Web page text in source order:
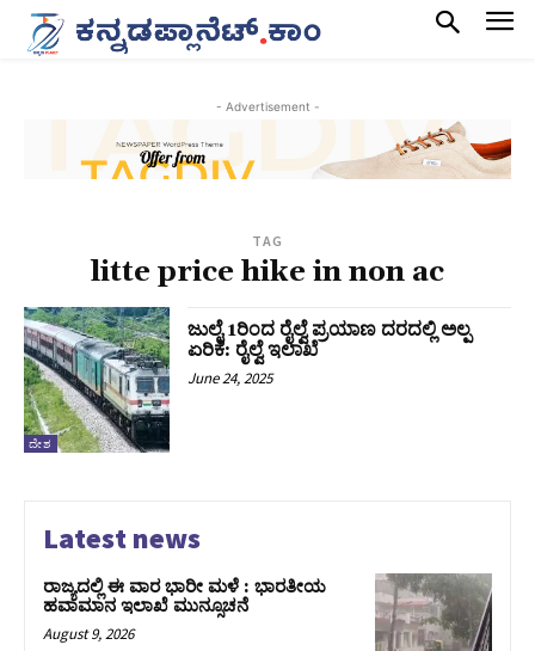
- Advertisement -
TAG
litte price hike in non ac
ದೇಶ
ಜುಲೈ 1ರಿಂದ ರೈಲ್ವೆ ಪ್ರಯಾಣ ದರದಲ್ಲಿ ಅಲ್ಪ
ಏರಿಕೆ: ರೈಲ್ವೆ ಇಲಾಖೆ
June 24, 2025
Latest news
ರಾಜ್ಯದಲ್ಲಿ ಈ ವಾರ ಭಾರೀ ಮಳೆ : ಭಾರತೀಯ
ಹವಾಮಾನ ಇಲಾಖೆ ಮುನ್ಸೂಚನೆ
August 9, 2026